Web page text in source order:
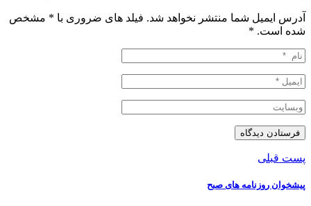
آدرس ایمیل شما منتشر نخواهد شد. فیلد های ضروری با * مشخص
شده است. *
پست قبلی
پیشخوان روزنامه های صبح